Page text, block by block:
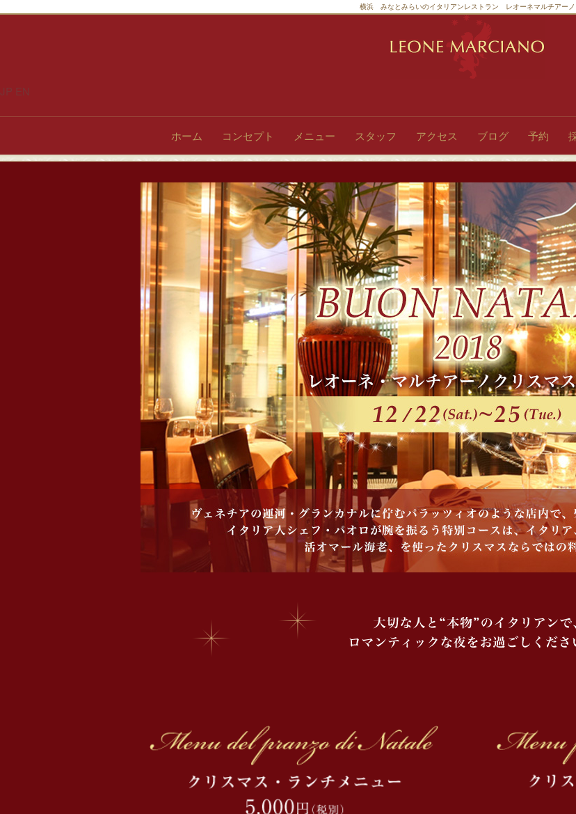
横浜 みなとみらいのイタリアンレストラン レオーネマルチアーノ
ホーム コンセプト メニュー スタッフ アクセス ブログ 予約